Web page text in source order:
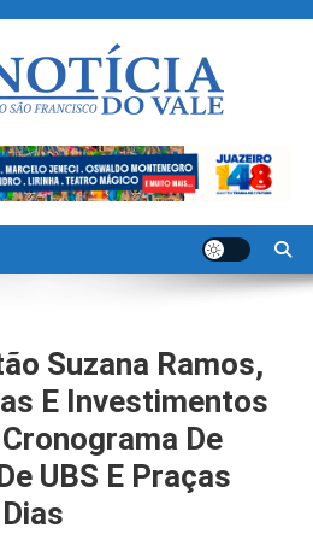
Vale
Suzana Ramos,
E Investimentos
De
UBS E Praças